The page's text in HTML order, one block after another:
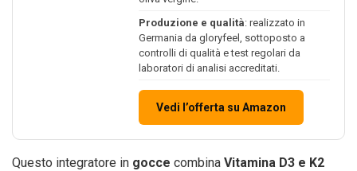
Produzione e qualità: realizzato in
Germania da gloryfeel, sottoposto a
controlli di qualità e test regolari da
laboratori di analisi accreditati.
Vedi l’offerta su Amazon
Questo integratore in gocce combina Vitamina D3 e K2